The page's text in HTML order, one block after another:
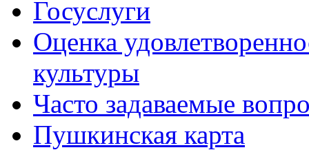
Госуслуги
Оценка
культуры
Часто задаваемые
Пушкинская карта